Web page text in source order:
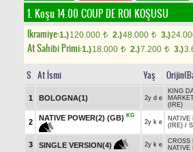
1. Koşu 14.00 COUP DE ROI KOŞUSU
Ikramiye:1.)120.000 t 2.)48.000 t 3.)
At Sahibi Primi:1.)18.000 t 2.)7.200 t 3.)
S At İsmi Yaş
1 BOLOGNA(1) 2y d e
KING
(IRE)
2
NATIVE POWER(2) (GB) KG
2y k e NATIVE
(IRE) /
3 SINGLE VERSION(4) 2y k e CROSS
NATIVE